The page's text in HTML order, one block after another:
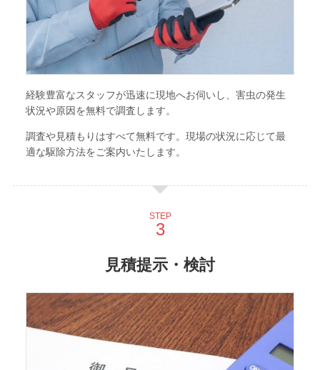
経験豊富なスタッフが迅速に現地へお伺いし、害虫の発生
状況や原因を無料で調査します。
調査や見積もりはすべて無料です。現場の状況に応じて最
適な駆除方法をご案内いたします。
STEP
見積提示・検討